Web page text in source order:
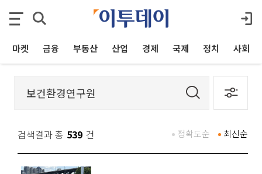
마켓 금융 부동산 산업 경제 국제 정치 사회
검색결과 총 539 건 최신순
정확도순